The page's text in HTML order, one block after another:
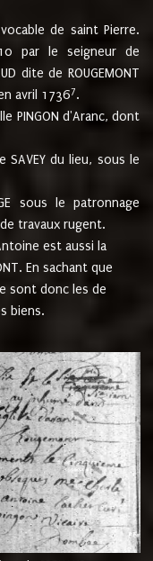
de saint Pierre.
par le seigneur de
dite de ROUGEMONT
avril 17367.
PINGON d'Aranc, dont
du lieu, sous le
sous le patronnage
travaux rugent.
est aussi la
En sachant que
sont donc les de
biens.